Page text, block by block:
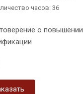
часов: 36
о повышении